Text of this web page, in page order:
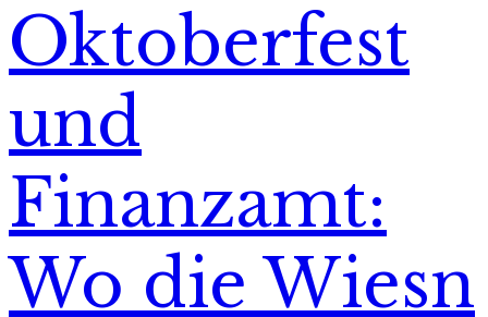
Oktoberfest
und
Finanzamt:
Wo die Wiesn